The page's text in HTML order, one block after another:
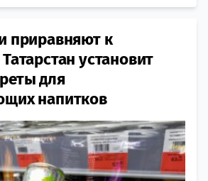
приравняют к
установит
для
напитков